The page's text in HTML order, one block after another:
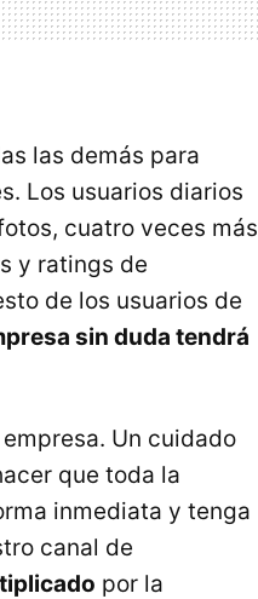
las demás para
Los usuarios diarios
cuatro veces más
y ratings de
de los usuarios de
sin duda tendrá
Un cuidado
que toda la
inmediata y tenga
canal de
por la